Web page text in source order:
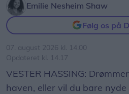
Emilie Nesheim Shaw
Følg os på
07. august 2026 kl. 14.00
Opdateret kl. 14.17
VESTER HASSING:
haven, eller vil du bare